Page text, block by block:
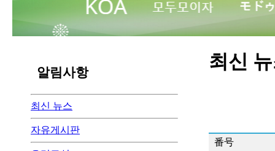
알림사항
최신 뉴스
자유게시판
최신
番号